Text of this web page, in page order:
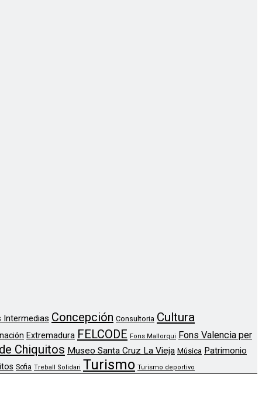
Intermedias Concepción Consultoria Cultura
Extremadura FELCODE Fons Mallorqui
Fons Valencia per
Chiquitos Museo Santa Cruz La Vieja Música Patrimonio
Sofia Treball Solidari Turismo Turismo deportivo